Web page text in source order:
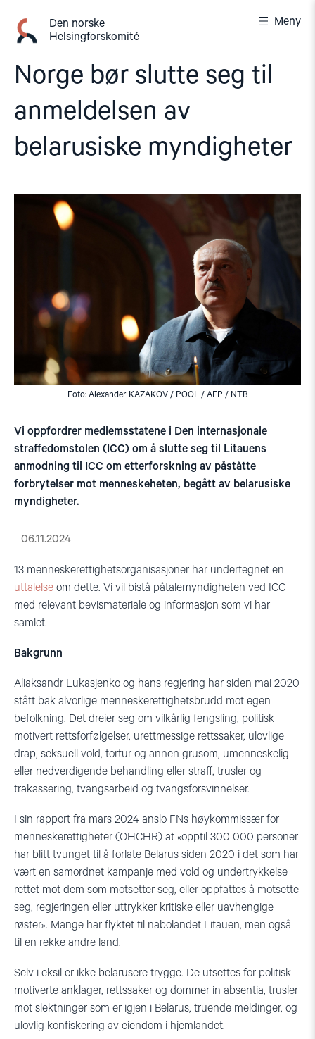
innhold
Den norske
Helsingforskomité
Meny
Norge bør slutte seg til
anmeldelsen av
belarusiske myndigheter
Foto: Alexander KAZAKOV / POOL / AFP / NTB
Vi oppfordrer medlemsstatene i Den internasjonale
straffedomstolen (ICC) om å slutte seg til Litauens
anmodning til ICC om etterforskning av påståtte
forbrytelser mot menneskeheten, begått av belarusiske
myndigheter.
06.11.2024
13 menneskerettighetsorganisasjoner har undertegnet en
uttalelse om dette. Vi vil bistå påtalemyndigheten ved ICC
med relevant bevismateriale og informasjon som vi har
samlet.
Bakgrunn
Aliaksandr Lukasjenko og hans regjering har siden mai 2020
stått bak alvorlige menneskerettighetsbrudd mot egen
befolkning. Det dreier seg om vilkårlig fengsling, politisk
motivert rettsforfølgelser, urettmessige rettssaker, ulovlige
drap, seksuell vold, tortur og annen grusom, umenneskelig
eller nedverdigende behandling eller straff, trusler og
trakassering, tvangsarbeid og tvangsforsvinnelser.
I sin rapport fra mars 2024 anslo FNs høykommissær for
menneskerettigheter (OHCHR) at «opptil 300 000 personer
har blitt tvunget til å forlate Belarus siden 2020 i det som har
vært en samordnet kampanje med vold og undertrykkelse
rettet mot dem som motsetter seg, eller oppfattes å motsette
seg, regjeringen eller uttrykker kritiske eller uavhengige
røster». Mange har flyktet til nabolandet Litauen, men også
til en rekke andre land.
Selv i eksil er ikke belarusere trygge. De utsettes for politisk
motiverte anklager, rettssaker og dommer in absentia, trusler
mot slektninger som er igjen i Belarus, truende meldinger, og
ulovlig konfiskering av eiendom i hjemlandet.